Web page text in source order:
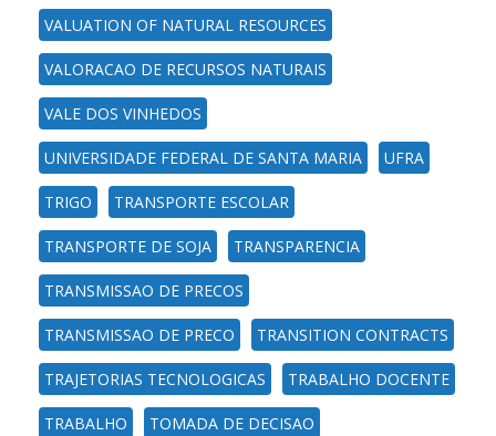
VALUATION OF NATURAL RESOURCES
VALORACAO DE RECURSOS NATURAIS
VALE DOS VINHEDOS
UNIVERSIDADE FEDERAL DE SANTA MARIA UFRA
TRIGO TRANSPORTE ESCOLAR
TRANSPORTE DE SOJA TRANSPARENCIA
TRANSMISSAO DE PRECOS
TRANSMISSAO DE PRECO TRANSITION CONTRACTS
TRAJETORIAS TECNOLOGICAS TRABALHO DOCENTE
TRABALHO TOMADA DE DECISAO